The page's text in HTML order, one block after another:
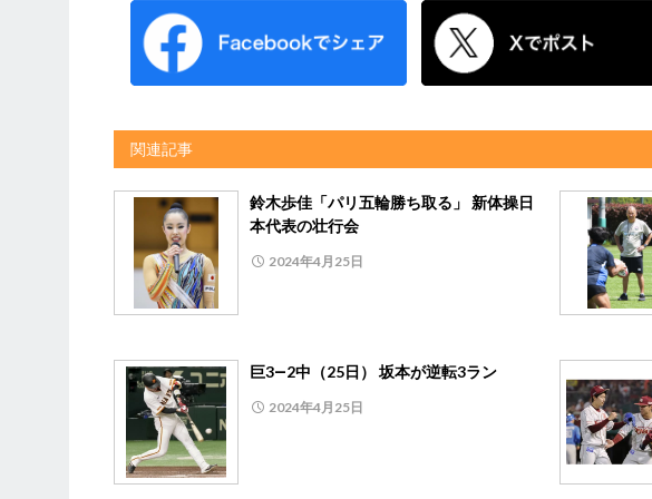
関連記事
鈴木歩佳「パリ五輪勝ち取る」 新体操日
本代表の壮行会
2024年4月25日
巨3―2中（25日） 坂本が逆転3ラン
2024年4月25日